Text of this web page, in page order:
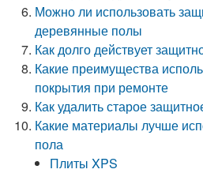
Можно ли использовать
деревянные полы
Как долго действует
Какие преимущества
покрытия при ремонте
Как удалить старое
Какие материалы лучше
пола
Плиты XPS